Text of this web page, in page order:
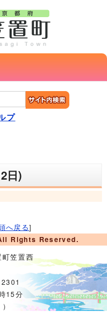
プ
日)
へ戻る]
Rights Reserved.
笠置西
15分